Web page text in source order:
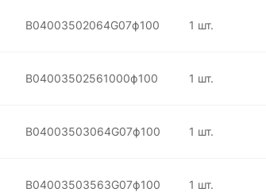
B04003502064G07ф100 1 шт.
B04003502561000ф100 1 шт.
B04003503064G07ф100 1 шт.
B04003503563G07ф100 1 шт.